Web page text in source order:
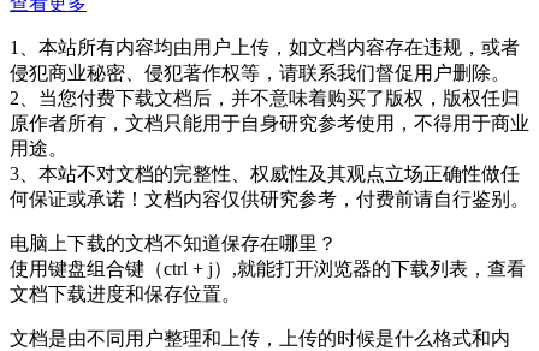
1、本站所有内容均由用户上传，如文档内容存在违规，或者
侵犯商业秘密、侵犯著作权等，请联系我们督促用户删除。
2、当您付费下载文档后，并不意味着购买了版权，版权任归
原作者所有，文档只能用于自身研究参考使用，不得用于商业
用途。
3、本站不对文档的完整性、权威性及其观点立场正确性做任
何保证或承诺！文档内容仅供研究参考，付费前请自行鉴别。
电脑上下载的文档不知道保存在哪里？
使用键盘组合键（ctrl + j）,就能打开浏览器的下载列表，查看
文档下载进度和保存位置。
文档是由不同用户整理和上传，上传的时候是什么格式和内